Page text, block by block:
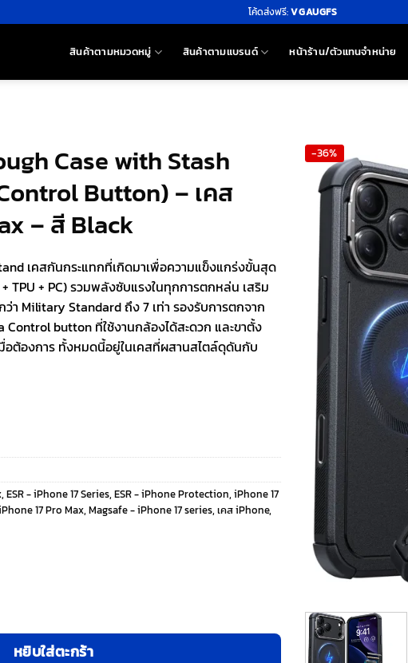
โค้ดส่งฟรี:VGAUGFS
สินค้าตามหมวดหมู่ สินค้าตามแบรนด์ หน้าร้าน/ตัวแทนจำหน่าย
Case with Stash
Button) – เคส
– สี Black
เคสกันกระแทกที่เกิดมาเพื่อความแข็งแกร่งขั้นสุด
TPU + PC) รวมพลังซับแรงในทุกการตกหล่น เสริม
า Military Standard ถึง 7 เท่า รองรับการตกจาก
Control button ที่ใช้งานกล้องได้สะดวก และขาตั้ง
อต้องการ ทั้งหมดนี้อยู่ในเคสที่ผสานสไตล์ดุดันกับ
, ESR - iPhone 17 Series, ESR - iPhone Protection, iPhone 17
17 Pro Max, Magsafe - iPhone 17 series, เคส iPhone,
with Stash Stand (Camera Control Button) - เคส iPhone 17 Pro
หยิบใส่ตะกร้า
-36%